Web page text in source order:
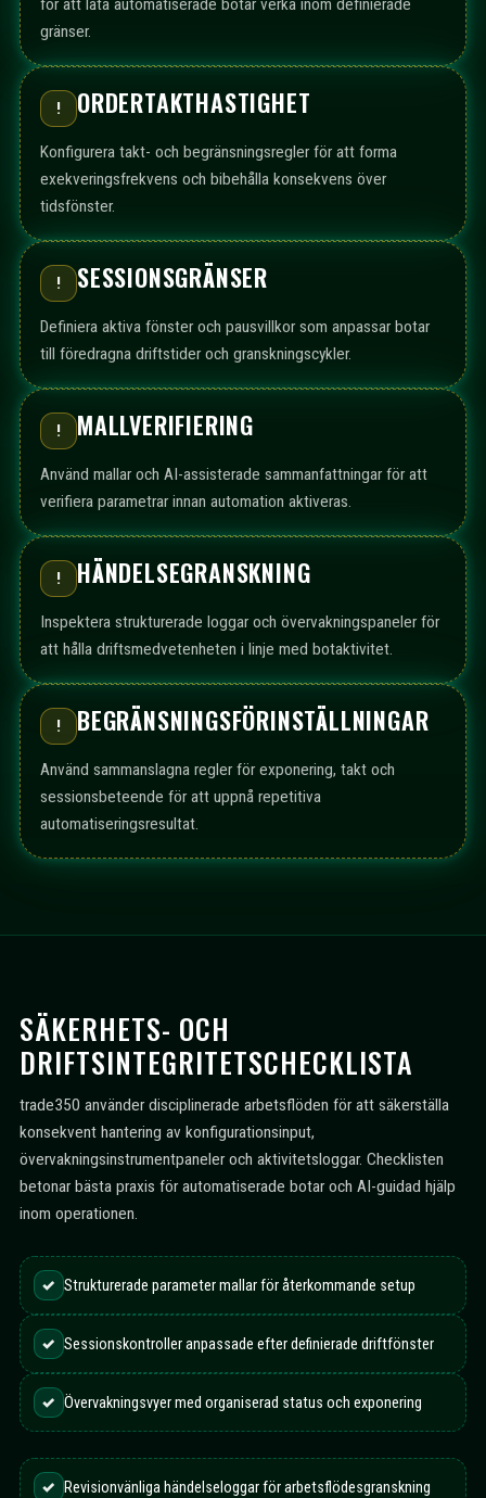
för att låta automatiserade botar verka inom definierade
gränser.
! ORDERTAKTHASTIGHET
Konfigurera takt- och begränsningsregler för att forma
exekveringsfrekvens och bibehålla konsekvens över
tidsfönster.
! SESSIONSGRÄNSER
Definiera aktiva fönster och pausvillkor som anpassar botar
till föredragna driftstider och granskningscykler.
! MALLVERIFIERING
Använd mallar och AI-assisterade sammanfattningar för att
verifiera parametrar innan automation aktiveras.
! HÄNDELSEGRANSKNING
Inspektera strukturerade loggar och övervakningspaneler för
att hålla driftsmedvetenheten i linje med botaktivitet.
! BEGRÄNSNINGSFÖRINSTÄLLNINGAR
Använd sammanslagna regler för exponering, takt och
sessionsbeteende för att uppnå repetitiva
automatiseringsresultat.
SÄKERHETS- OCH
DRIFTSINTEGRITETSCHECKLISTA
trade350 använder disciplinerade arbetsflöden för att säkerställa
konsekvent hantering av konfigurationsinput,
övervakningsinstrumentpaneler och aktivitetsloggar. Checklisten
betonar bästa praxis för automatiserade botar och AI-guidad hjälp
inom operationen.
✓ Strukturerade parameter mallar för återkommande setup
✓ Sessionskontroller anpassade efter definierade driftfönster
✓ Övervakningsvyer med organiserad status och exponering
✓ Revisionvänliga händelseloggar för arbetsflödesgranskning